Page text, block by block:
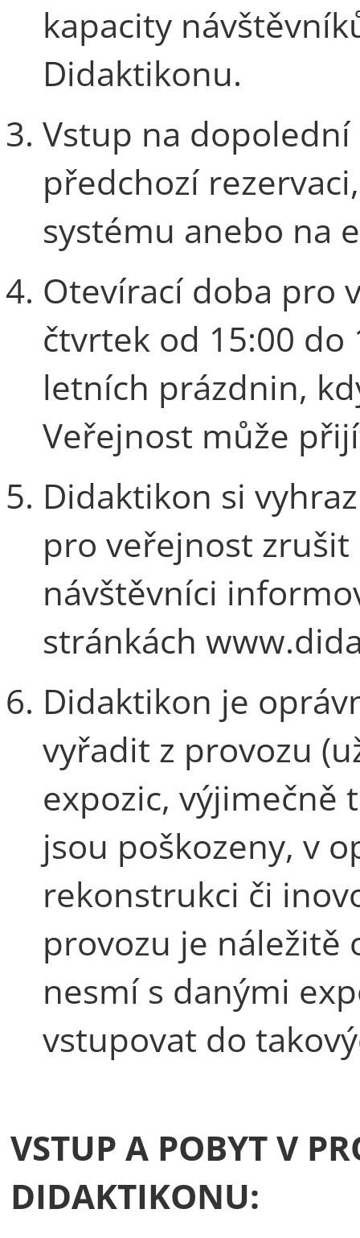
kapacity
Didaktikonu.
Vstup na
předchozí
systému anebo na
Otevírací doba pro
čtvrtek od 15:00
letních prázdnin,
Veřejnost může
Didaktikon si
pro veřejnost
návštěvníci
stránkách
Didaktikon je
vyřadit z provozu
expozic, výjimečně
jsou poškozeny, v
rekonstrukci či
provozu je náležitě
nesmí s danými
vstupovat do
VSTUP A POBYT V
DIDAKTIKONU: